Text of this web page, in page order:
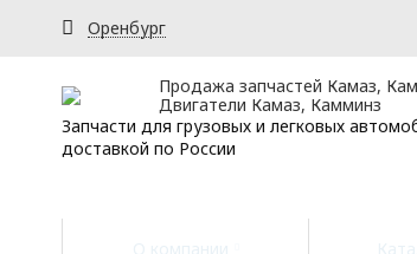
Оренбург
Продажа запчастей Камаз,
Двигатели Камаз, Камминз
Запчасти для грузовых и легковых
доставкой по России